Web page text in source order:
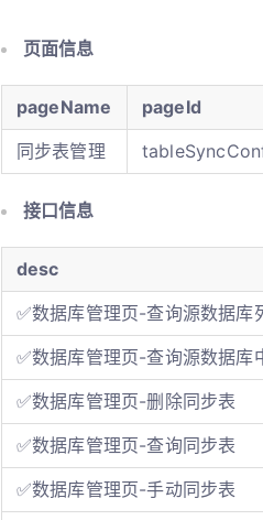
页面信息
pageName pageId
同步表管理
接口信息
desc
✅数据库管理页-查询源数据库
✅数据库管理页-查询源数据库
✅数据库管理页-删除同步表
✅数据库管理页-查询同步表
✅数据库管理页-手动同步表